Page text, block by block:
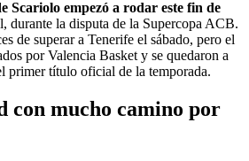
Scariolo empezó a rodar este fin de
durante la disputa de la Supercopa ACB.
de superar a Tenerife el sábado, pero el
por Valencia Basket y se quedaron a
primer título oficial de la temporada.
con mucho camino por